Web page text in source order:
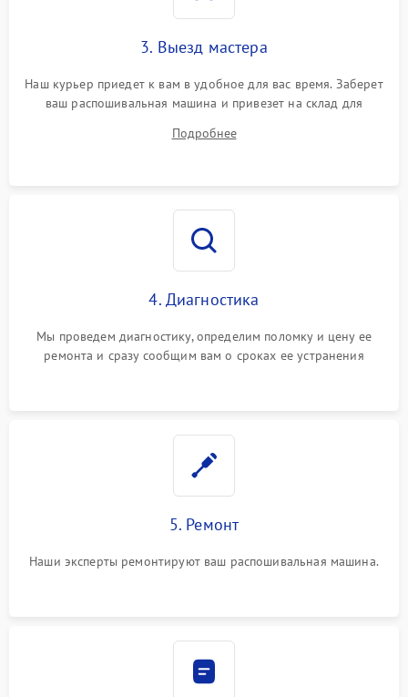
3. Выезд мастера
Наш курьер приедет к вам в удобное для вас время. Заберет
ваш распошивальная машина и привезет на склад для
Подробнее
4. Диагностика
Мы проведем диагностику, определим поломку и цену ее
ремонта и сразу сообщим вам о сроках ее устранения
5. Ремонт
Наши эксперты ремонтируют ваш распошивальная машина.